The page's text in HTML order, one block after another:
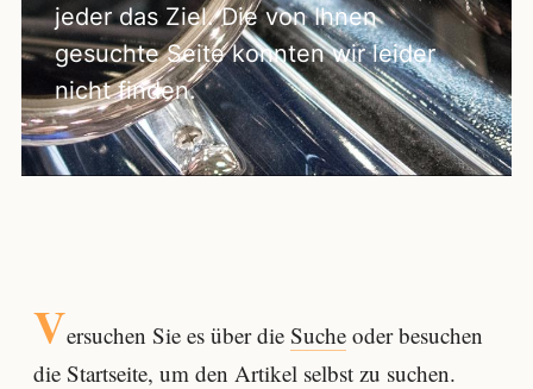
jeder das Ziel. Die von Ihnen
gesuchte Seite konnten wir leider
nicht finden.
Versuchen Sie es über die Sucheoder besuchen
die Startseite, um den Artikel selbst zu suchen.